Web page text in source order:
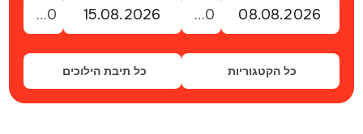
23:00
23:00
כל הקטגוריות כל תיבת הילוכים